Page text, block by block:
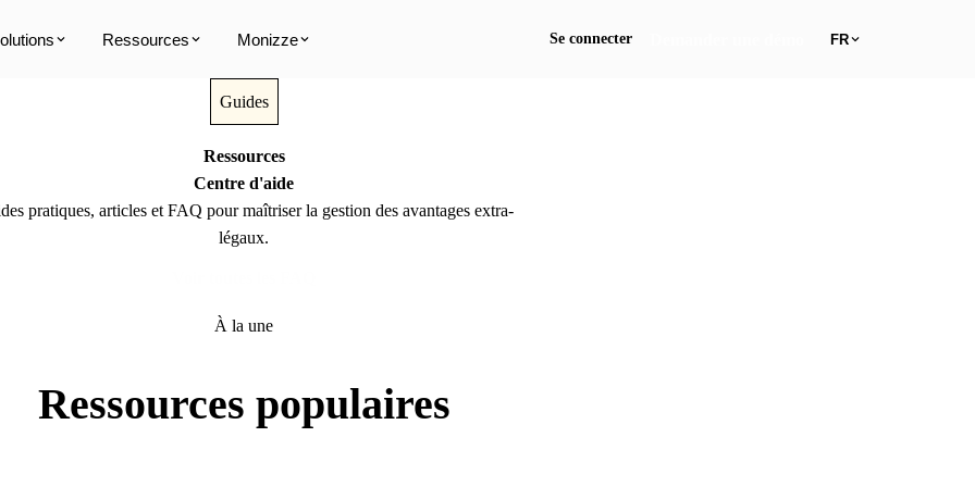
Ressources Monizze Se connecter FR
Guides
Ressources
Centre d'aide
pratiques, articles et FAQ pour maîtriser la gestion des avantages extra-
légaux.
À la une
Ressources populaires